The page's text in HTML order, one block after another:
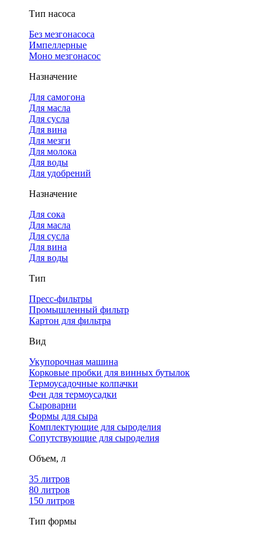
Тип насоса
Без мезгонасоса
Импеллерные
Моно мезгонасос
Назначение
Для самогона
Для масла
Для сусла
Для вина
Для мезги
Для молока
Для воды
Для удобрений
Назначение
Для сока
Для масла
Для сусла
Для вина
Для воды
Тип
Пресс-фильтры
Промышленный фильтр
Картон для фильтра
Вид
Укупорочная машина
Корковые пробки для винных бутылок
Термоусадочные колпачки
Фен для термоусадки
Сыроварни
Формы для сыра
Комплектующие для сыроделия
Сопутствующие для сыроделия
Объем, л
35 литров
80 литров
150 литров
Тип формы